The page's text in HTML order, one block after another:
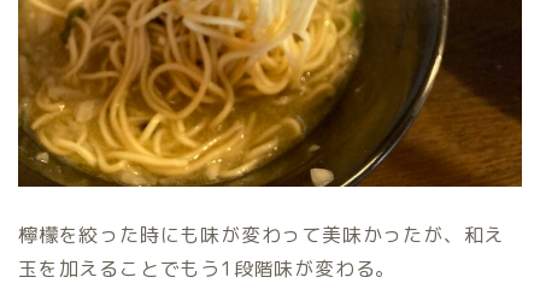
檸檬を絞った時にも味が変わって美味かったが、和え
玉を加えることでもう1段階味が変わる。